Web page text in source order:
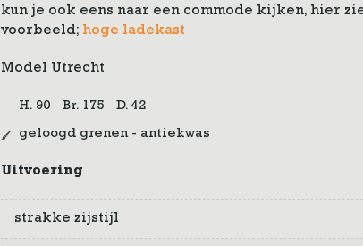
kun je ook eens naar een commode kijken, hier
voorbeeld; hoge ladekast
Model Utrecht
H. 90 Br. 175 D. 42
geloogd grenen - antiekwas
Uitvoering
strakke zijstijl